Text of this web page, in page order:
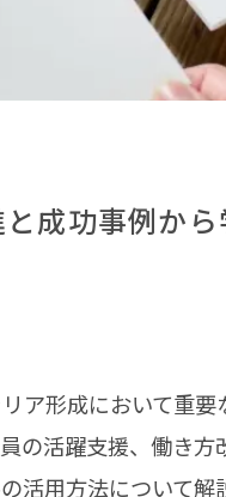
成功事例か
ア形成において重要
の活躍支援、働き方
活用方法について解